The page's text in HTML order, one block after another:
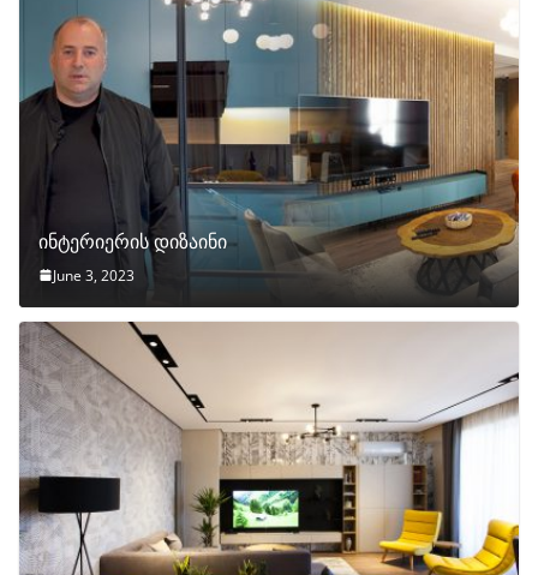
ინტერიერის დიზაინი
June 3, 2023